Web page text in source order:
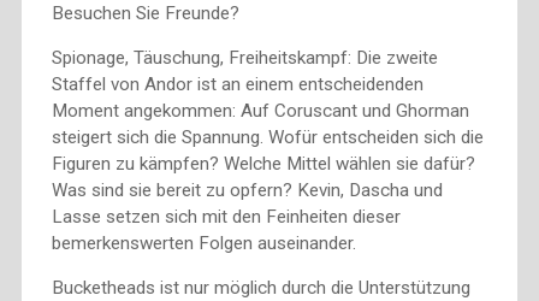
Besuchen Sie Freunde?
Spionage, Täuschung, Freiheitskampf: Die zweite
Staffel von Andor ist an einem entscheidenden
Moment angekommen: Auf Coruscant und Ghorman
steigert sich die Spannung. Wofür entscheiden sich die
Figuren zu kämpfen? Welche Mittel wählen sie dafür?
Was sind sie bereit zu opfern? Kevin, Dascha und
Lasse setzen sich mit den Feinheiten dieser
bemerkenswerten Folgen auseinander.
Bucketheads ist nur möglich durch die Unterstützung